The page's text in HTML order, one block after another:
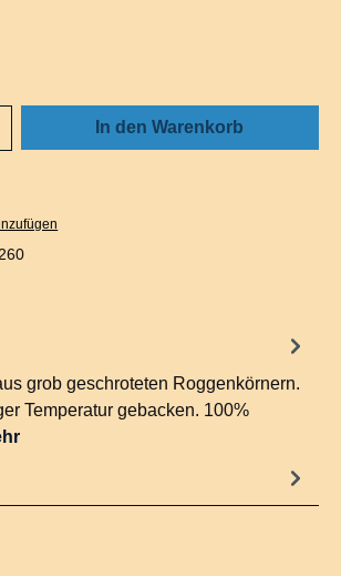
In den Warenkorb
260
grob geschroteten Roggenkörnern.
Temperatur gebacken. 100%